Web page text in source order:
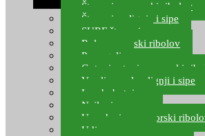
Štapovi za morski ribolov
Štapovi za lignje i sipe
SURF štapovi
Role za morski ribolov
Parangali
Gotovi setovi za morski
Varalice za lov lignji i sipe
Lov hobotnice
Najloni za more
Upredenice za morski
Udice za more